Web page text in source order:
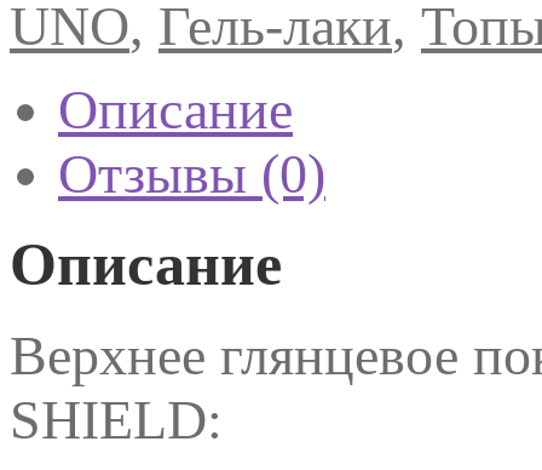
DIAMOND
UNO, Гель-лаки,
Описание
Отзывы (0)
Описание
Верхнее глянцевое
SHIELD: